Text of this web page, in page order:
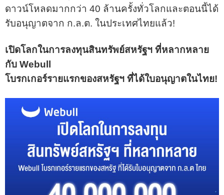
ดาวน์โหลดมากกว่า 40 ล้านครั้งทั่วโลกและตอนนี้ได้
รับอนุญาตจาก ก.ล.ต. ในประเทศไทยแล้ว!
เปิดโลกในการลงทุนสินทรัพย์สหรัฐฯ ที่หลากหลาย
กับ Webull
โบรกเกอร์รายแรกของสหรัฐฯ ที่ได้ใบอนุญาตในไทย!